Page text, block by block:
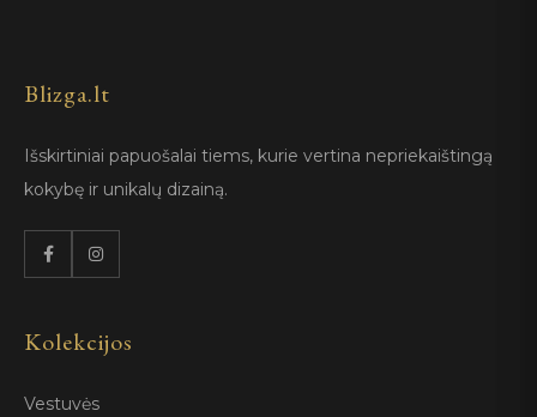
Blizga.lt
Išskirtiniai papuošalai tiems, kurie vertina nepriekaištingą
kokybę ir unikalų dizainą.
Kolekcijos
Vestuvės